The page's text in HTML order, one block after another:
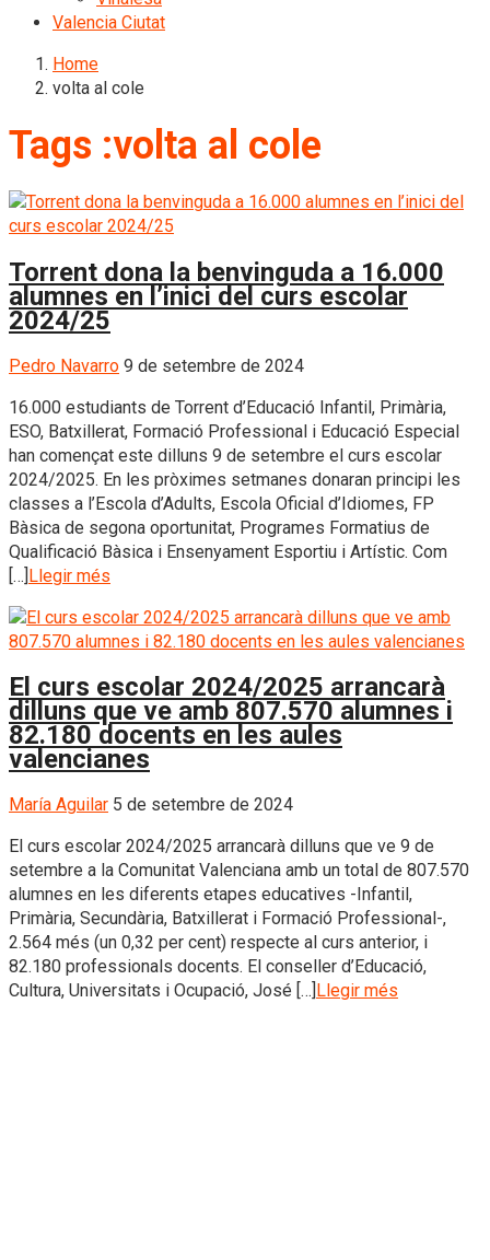
Valencia Ciutat
Home
volta al cole
Tags :volta al cole
Torrent dona la benvinguda a 16.000
alumnes en l’inici del curs escolar
2024/25
Pedro Navarro 9 de setembre de 2024
16.000 estudiants de Torrent d’Educació Infantil, Primària,
ESO, Batxillerat, Formació Professional i Educació Especial
han començat este dilluns 9 de setembre el curs escolar
2024/2025. En les pròximes setmanes donaran principi les
classes a l’Escola d’Adults, Escola Oficial d’Idiomes, FP
Bàsica de segona oportunitat, Programes Formatius de
Qualificació Bàsica i Ensenyament Esportiu i Artístic. Com
[…]Llegir més
El curs escolar 2024/2025 arrancarà
dilluns que ve amb 807.570 alumnes i
82.180 docents en les aules
valencianes
María Aguilar 5 de setembre de 2024
El curs escolar 2024/2025 arrancarà dilluns que ve 9 de
setembre a la Comunitat Valenciana amb un total de 807.570
alumnes en les diferents etapes educatives -Infantil,
Primària, Secundària, Batxillerat i Formació Professional-,
2.564 més (un 0,32 per cent) respecte al curs anterior, i
82.180 professionals docents. El conseller d’Educació,
Cultura, Universitats i Ocupació, José […] Llegir més